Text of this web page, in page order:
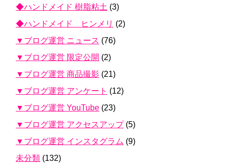
◆ハンドメイド 樹脂粘土 (3)
◆ハンドメイド ヒンメリ (2)
▼ブログ運営 ニュース (76)
▼ブログ運営 限定公開 (2)
▼ブログ運営 商品撮影 (21)
▼ブログ運営 アンケート (12)
▼ブログ運営 YouTube (23)
▼ブログ運営 アクセスアップ(5)
▼ブログ運営 インスタグラム (9)
未分類 (132)